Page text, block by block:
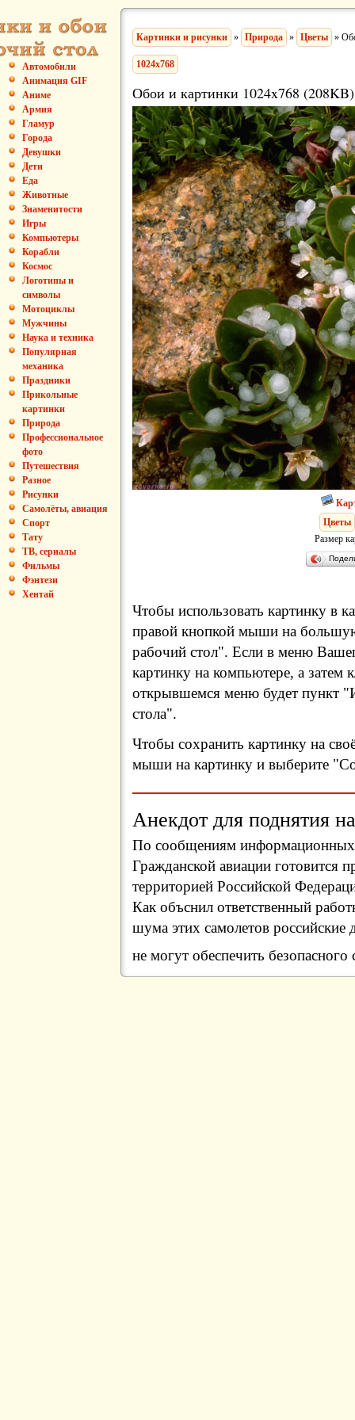
Автомобили
Анимация GIF
Аниме
Армия
Гламур
Города
Девушки
Дети
Еда
Животные
Знаменитости
Игры
Компьютеры
Корабли
Космос
Логотипы и
символы
Мотоциклы
Мужчины
Наука и техника
Популярная
механика
Праздники
Прикольные
картинки
Природа
Профессиональное
фото
Путешествия
Разное
Рисунки
Самолёты, авиация
Спорт
Тату
ТВ, сериалы
Фильмы
Фэнтези
Хентай
Картинки и рисунки » Природа » Цветы »
1024x768
Обои и картинки 1024x768 (208KB)
Цветы
Размер
Чтобы использовать картинку в
правой кнопкой мыши на
рабочий стол". Если в меню
картинку на компьютере, а затем
открывшемся меню будет пункт
стола".
Чтобы сохранить картинку на
мыши на картинку и выберите
Анекдот для поднятия
По сообщениям информационных
Гражданской авиации готовится
территорией Российской
Как объснил ответственный
шума этих самолетов российские
не могут обеспечить